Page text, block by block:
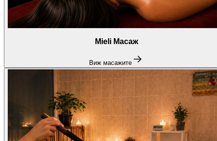
Mieli Масаж
Виж масажите